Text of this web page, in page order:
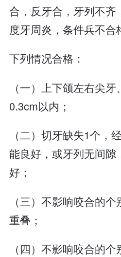
合，反牙合，牙列不齐
度牙周炎，条件兵不合
下列情况合格：
（一）上下颌左右尖
0.3cm以内；
（二）切牙缺失1个，
能良好，或牙列无间隙
好；
（三）不影响咬合的
重叠；
（四）不影响咬合的